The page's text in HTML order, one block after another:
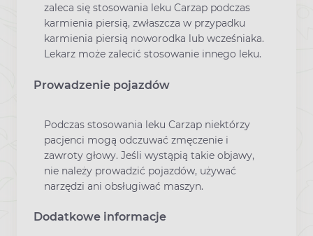
zaleca się stosowania leku Carzap podczas
karmienia piersią, zwłaszcza w przypadku
karmienia piersią noworodka lub wcześniaka.
Lekarz może zalecić stosowanie innego leku.
Prowadzenie pojazdów
Podczas stosowania leku Carzap niektórzy
pacjenci mogą odczuwać zmęczenie i
zawroty głowy. Jeśli wystąpią takie objawy,
nie należy prowadzić pojazdów, używać
narzędzi ani obsługiwać maszyn.
Dodatkowe informacje